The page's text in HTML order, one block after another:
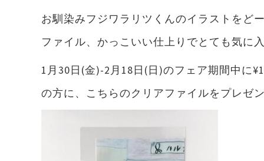
お馴染みフジワラリツくんのイラストをど
ファイル、かっこいい仕上りでとても気に
1月30日(金)-2月18日(日)のフェア期間中に
の方に、こちらのクリアファイルをプレゼ